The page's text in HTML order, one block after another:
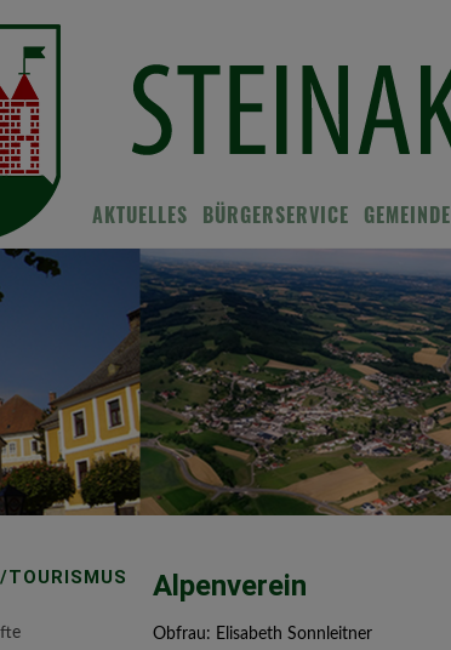
AKTUELLES BÜRGERSERVICE GEMEINDE
Alpenverein
Obfrau: Elisabeth Sonnleitner